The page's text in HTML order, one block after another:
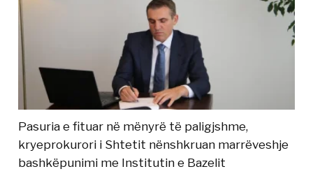
Pasuria e fituar në mënyrë të paligjshme,
kryeprokurori i Shtetit nënshkruan marrëveshje
bashkëpunimi me Institutin e Bazelit